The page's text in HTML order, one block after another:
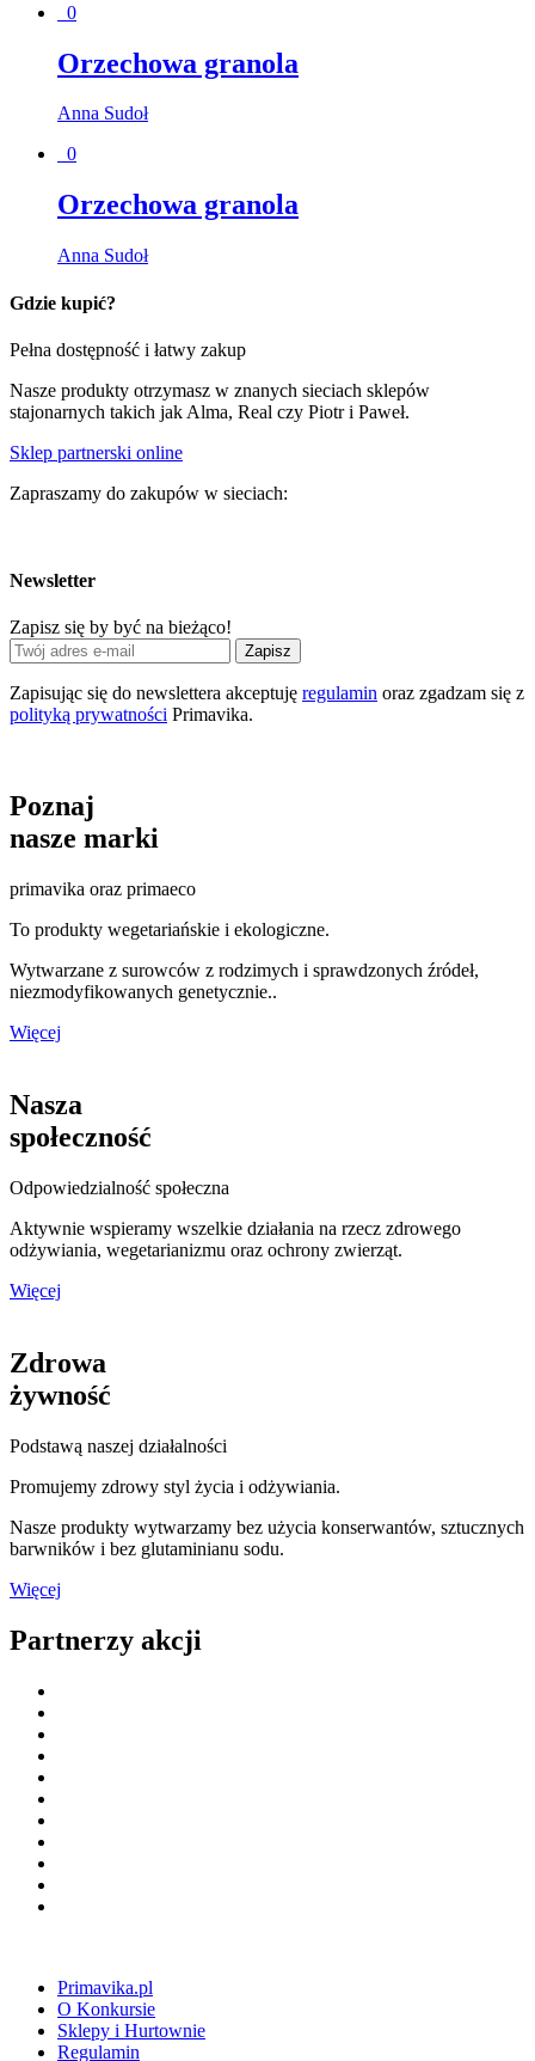
0
Orzechowa granola
Anna Sudoł
0
Orzechowa granola
Anna Sudoł
Gdzie kupić?
Pełna dostępność i łatwy zakup
Nasze produkty otrzymasz w znanych sieciach sklepów
stajonarnych takich jak Alma, Real czy Piotr i Paweł.
Sklep partnerski online
Zapraszamy do zakupów w sieciach:
Newsletter
Zapisz się by być na bieżąco!
Zapisz
Zapisując się do newslettera akceptuję regulamin oraz zgadzam się z
polityką prywatności Primavika.
Poznaj
nasze marki
primavika oraz primaeco
To produkty wegetariańskie i ekologiczne.
Wytwarzane z surowców z rodzimych i sprawdzonych źródeł,
niezmodyfikowanych genetycznie..
Więcej
Nasza
społeczność
Odpowiedzialność społeczna
Aktywnie wspieramy wszelkie działania na rzecz zdrowego
odżywiania, wegetarianizmu oraz ochrony zwierząt.
Więcej
Zdrowa
żywność
Podstawą naszej działalności
Promujemy zdrowy styl życia i odżywiania.
Nasze produkty wytwarzamy bez użycia konserwantów, sztucznych
barwników i bez glutaminianu sodu.
Więcej
Partnerzy akcji
Primavika.pl
O Konkursie
Sklepy i Hurtownie
Regulamin